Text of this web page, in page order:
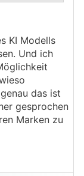
KI Modells
Und ich
das ist
gesprochen
Marken zu